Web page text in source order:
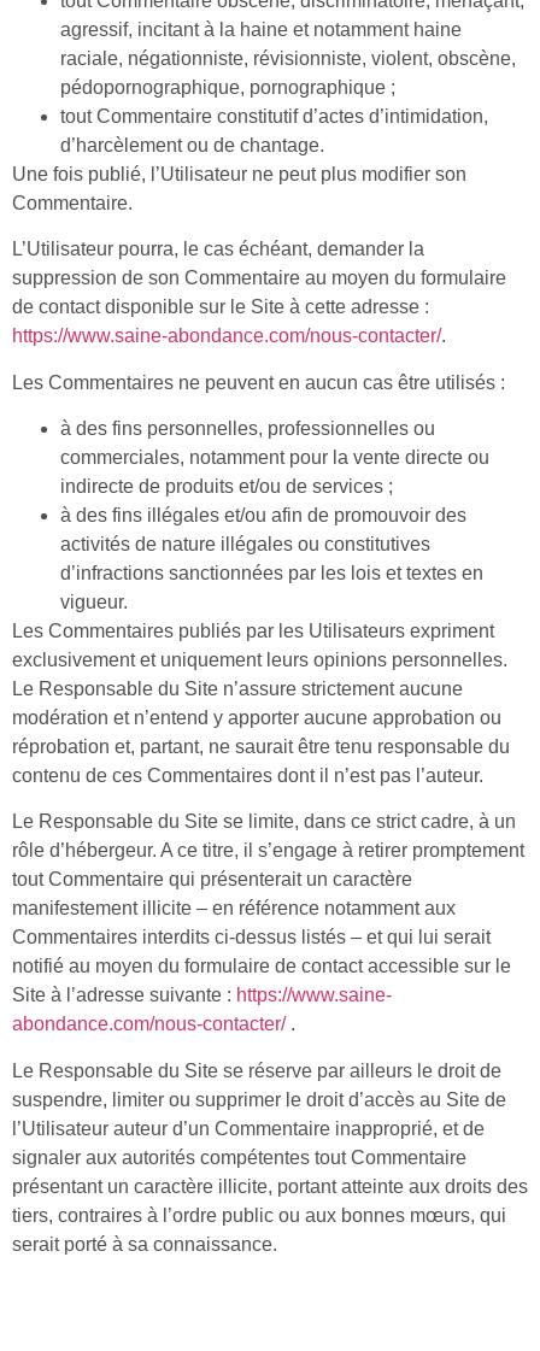
agressif, incitant à la haine et notamment haine
raciale, négationniste, révisionniste, violent, obscène,
pédopornographique, pornographique ;
tout Commentaire constitutif d’actes d’intimidation,
d’harcèlement ou de chantage.
Une fois publié, l’Utilisateur ne peut plus modifier son
Commentaire.
L’Utilisateur pourra, le cas échéant, demander la
suppression de son Commentaire au moyen du formulaire
de contact disponible sur le Site à cette adresse :
https://www.saine-abondance.com/nous-contacter/.
Les Commentaires ne peuvent en aucun cas être utilisés :
à des fins personnelles, professionnelles ou
commerciales, notamment pour la vente directe ou
indirecte de produits et/ou de services ;
à des fins illégales et/ou afin de promouvoir des
activités de nature illégales ou constitutives
d’infractions sanctionnées par les lois et textes en
vigueur.
Les Commentaires publiés par les Utilisateurs expriment
exclusivement et uniquement leurs opinions personnelles.
Le Responsable du Site n’assure strictement aucune
modération et n’entend y apporter aucune approbation ou
réprobation et, partant, ne saurait être tenu responsable du
contenu de ces Commentaires dont il n’est pas l’auteur.
Le Responsable du Site se limite, dans ce strict cadre, à un
rôle d’hébergeur. A ce titre, il s’engage à retirer promptement
tout Commentaire qui présenterait un caractère
manifestement illicite – en référence notamment aux
Commentaires interdits ci-dessus listés – et qui lui serait
notifié au moyen du formulaire de contact accessible sur le
Site à l’adresse suivante : https://www.saine-
abondance.com/nous-contacter/.
Le Responsable du Site se réserve par ailleurs le droit de
suspendre, limiter ou supprimer le droit d’accès au Site de
l’Utilisateur auteur d’un Commentaire inapproprié, et de
signaler aux autorités compétentes tout Commentaire
présentant un caractère illicite, portant atteinte aux droits des
tiers, contraires à l’ordre public ou aux bonnes mœurs, qui
serait porté à sa connaissance.